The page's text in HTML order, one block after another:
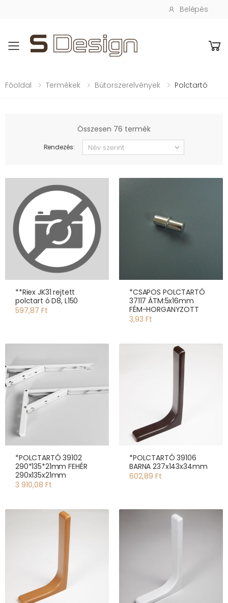
Belépés
Toggle mobile menu
Főoldal Termékek Bútorszerelvények Polctartó
Összesen 76 termék
Rendezés:
**Riex JK31 rejtett
polctart ó D8, L150
597,87 Ft
*CSAPOS POLCTARTÓ
37117 ÁTM:5x16mm
FÉM-HORGANYZOTT
3,93 Ft
*POLCTARTÓ 39102
290*135*21mm FEHÉR
290x135x21mm
3 910,08 Ft
*POLCTARTÓ 39106
BARNA 237x143x34mm
602,89 Ft